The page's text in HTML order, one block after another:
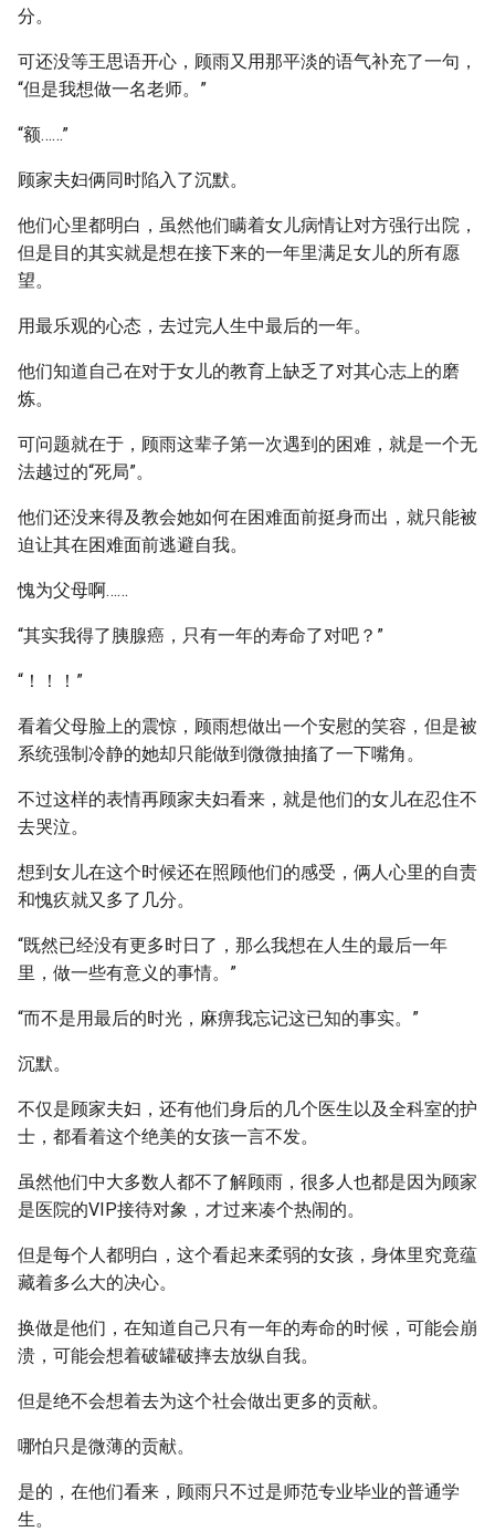
分。
可还没等王思语开心，顾雨又用那平淡的语气补充了一句，
“但是我想做一名老师。”
“额……”
顾家夫妇俩同时陷入了沉默。
他们心里都明白，虽然他们瞒着女儿病情让对方强行出院，
但是目的其实就是想在接下来的一年里满足女儿的所有愿
望。
用最乐观的心态，去过完人生中最后的一年。
他们知道自己在对于女儿的教育上缺乏了对其心志上的磨
炼。
可问题就在于，顾雨这辈子第一次遇到的困难，就是一个无
法越过的“死局”。
他们还没来得及教会她如何在困难面前挺身而出，就只能被
迫让其在困难面前逃避自我。
愧为父母啊……
“其实我得了胰腺癌，只有一年的寿命了对吧？”
“！！！”
看着父母脸上的震惊，顾雨想做出一个安慰的笑容，但是被
系统强制冷静的她却只能做到微微抽搐了一下嘴角。
不过这样的表情再顾家夫妇看来，就是他们的女儿在忍住不
去哭泣。
想到女儿在这个时候还在照顾他们的感受，俩人心里的自责
和愧疚就又多了几分。
“既然已经没有更多时日了，那么我想在人生的最后一年
里，做一些有意义的事情。”
“而不是用最后的时光，麻痹我忘记这已知的事实。”
沉默。
不仅是顾家夫妇，还有他们身后的几个医生以及全科室的护
士，都看着这个绝美的女孩一言不发。
虽然他们中大多数人都不了解顾雨，很多人也都是因为顾家
是医院的VIP接待对象，才过来凑个热闹的。
但是每个人都明白，这个看起来柔弱的女孩，身体里究竟蕴
藏着多么大的决心。
换做是他们，在知道自己只有一年的寿命的时候，可能会崩
溃，可能会想着破罐破摔去放纵自我。
但是绝不会想着去为这个社会做出更多的贡献。
哪怕只是微薄的贡献。
是的，在他们看来，顾雨只不过是师范专业毕业的普通学
生。